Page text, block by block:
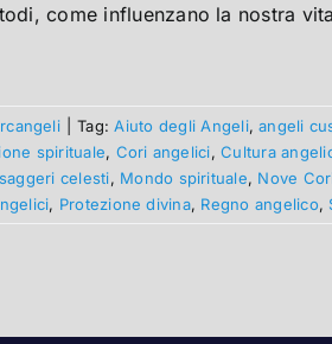
come influenzano la nostra
Tag:Aiuto degli Angeli,angeli
spirituale, Cori angelici,Cultura
celesti, Mondo spirituale, Nove
, Protezione divina, Regno angelico,